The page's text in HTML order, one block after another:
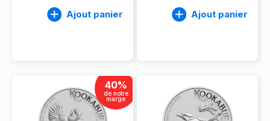
Ajout panier Ajout panier
40%
de notre
marge